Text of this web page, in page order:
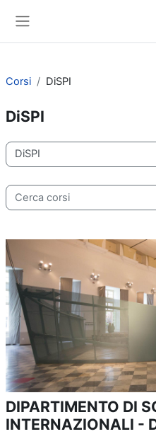
Corsi DiSPI
DiSPI
Categorie di corso
Cerca corsi
DIPARTIMENTO DI
INTERNAZIONALI -